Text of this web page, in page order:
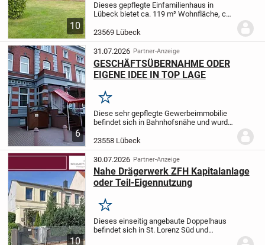
10
Dieses gepflegte Einfamilienhaus in
Lübeck bietet ca. 119 m² Wohnfläche, ca.
großes Grundstück. Die Immobilie
überzeugt durch eine praktische
Raumaufteilung, einen...
23569 Lübeck
6
31.07.2026 Partner-Anzeige
GESCHÄFTSÜBERNAHME ODER
EIGENE IDEE IN TOP LAGE
Merken
Diese sehr gepflegte Gewerbeimmobilie
befindet sich in Bahnhofsnähe und wurde
modernisiert. Das Objekt verfügt über
insgesamt 9 Zimmer, jeweils ausgestattet
mit...
23558 Lübeck
10
30.07.2026 Partner-Anzeige
Nahe Drägerwerk ZFH Kapitalanlage
oder Teil-Eigennutzung
Merken
Dieses einseitig angebaute Doppelhaus
befindet sich in St. Lorenz Süd und